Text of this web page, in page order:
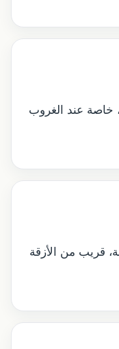
خاصة عند الغروب
قريب من الأزقة